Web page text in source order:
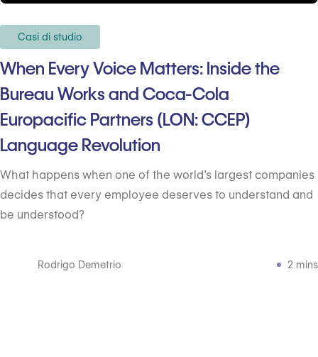
Casi di studio
When Every Voice Matters: Inside the
Bureau Works and Coca-Cola
Europacific Partners (LON: CCEP)
Language Revolution
What happens when one of the world’s largest companies
decides that every employee deserves to understand and
be understood?
Rodrigo Demetrio 2 mins